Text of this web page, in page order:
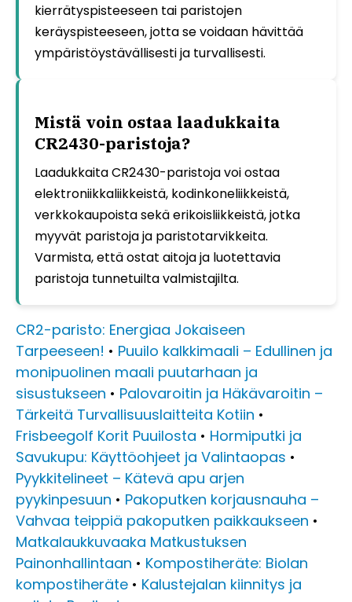
kierrätyspisteeseen tai paristojen
keräyspisteeseen, jotta se voidaan hävittää
ympäristöystävällisesti ja turvallisesti.
Mistä voin ostaa laadukkaita
CR2430-paristoja?
Laadukkaita CR2430-paristoja voi ostaa
elektroniikkaliikkeistä, kodinkoneliikkeistä,
verkkokaupoista sekä erikoisliikkeistä, jotka
myyvät paristoja ja paristotarvikkeita.
Varmista, että ostat aitoja ja luotettavia
paristoja tunnetuilta valmistajilta.
CR2-paristo: Energiaa Jokaiseen
Tarpeeseen! • Puuilo kalkkimaali – Edullinen ja
monipuolinen maali puutarhaan ja
sisustukseen • Palovaroitin ja Häkävaroitin –
Tärkeitä Turvallisuuslaitteita Kotiin •
Frisbeegolf Korit Puuilosta • Hormiputki ja
Savukupu: Käyttöohjeet ja Valintaopas •
Pyykkitelineet – Kätevä apu arjen
pyykinpesuun • Pakoputken korjausnauha –
Vahvaa teippiä pakoputken paikkaukseen •
Matkalaukkuvaaka Matkustuksen
Painonhallintaan • Kompostiheräte: Biolan
kompostiheräte • Kalustejalan kiinnitys ja